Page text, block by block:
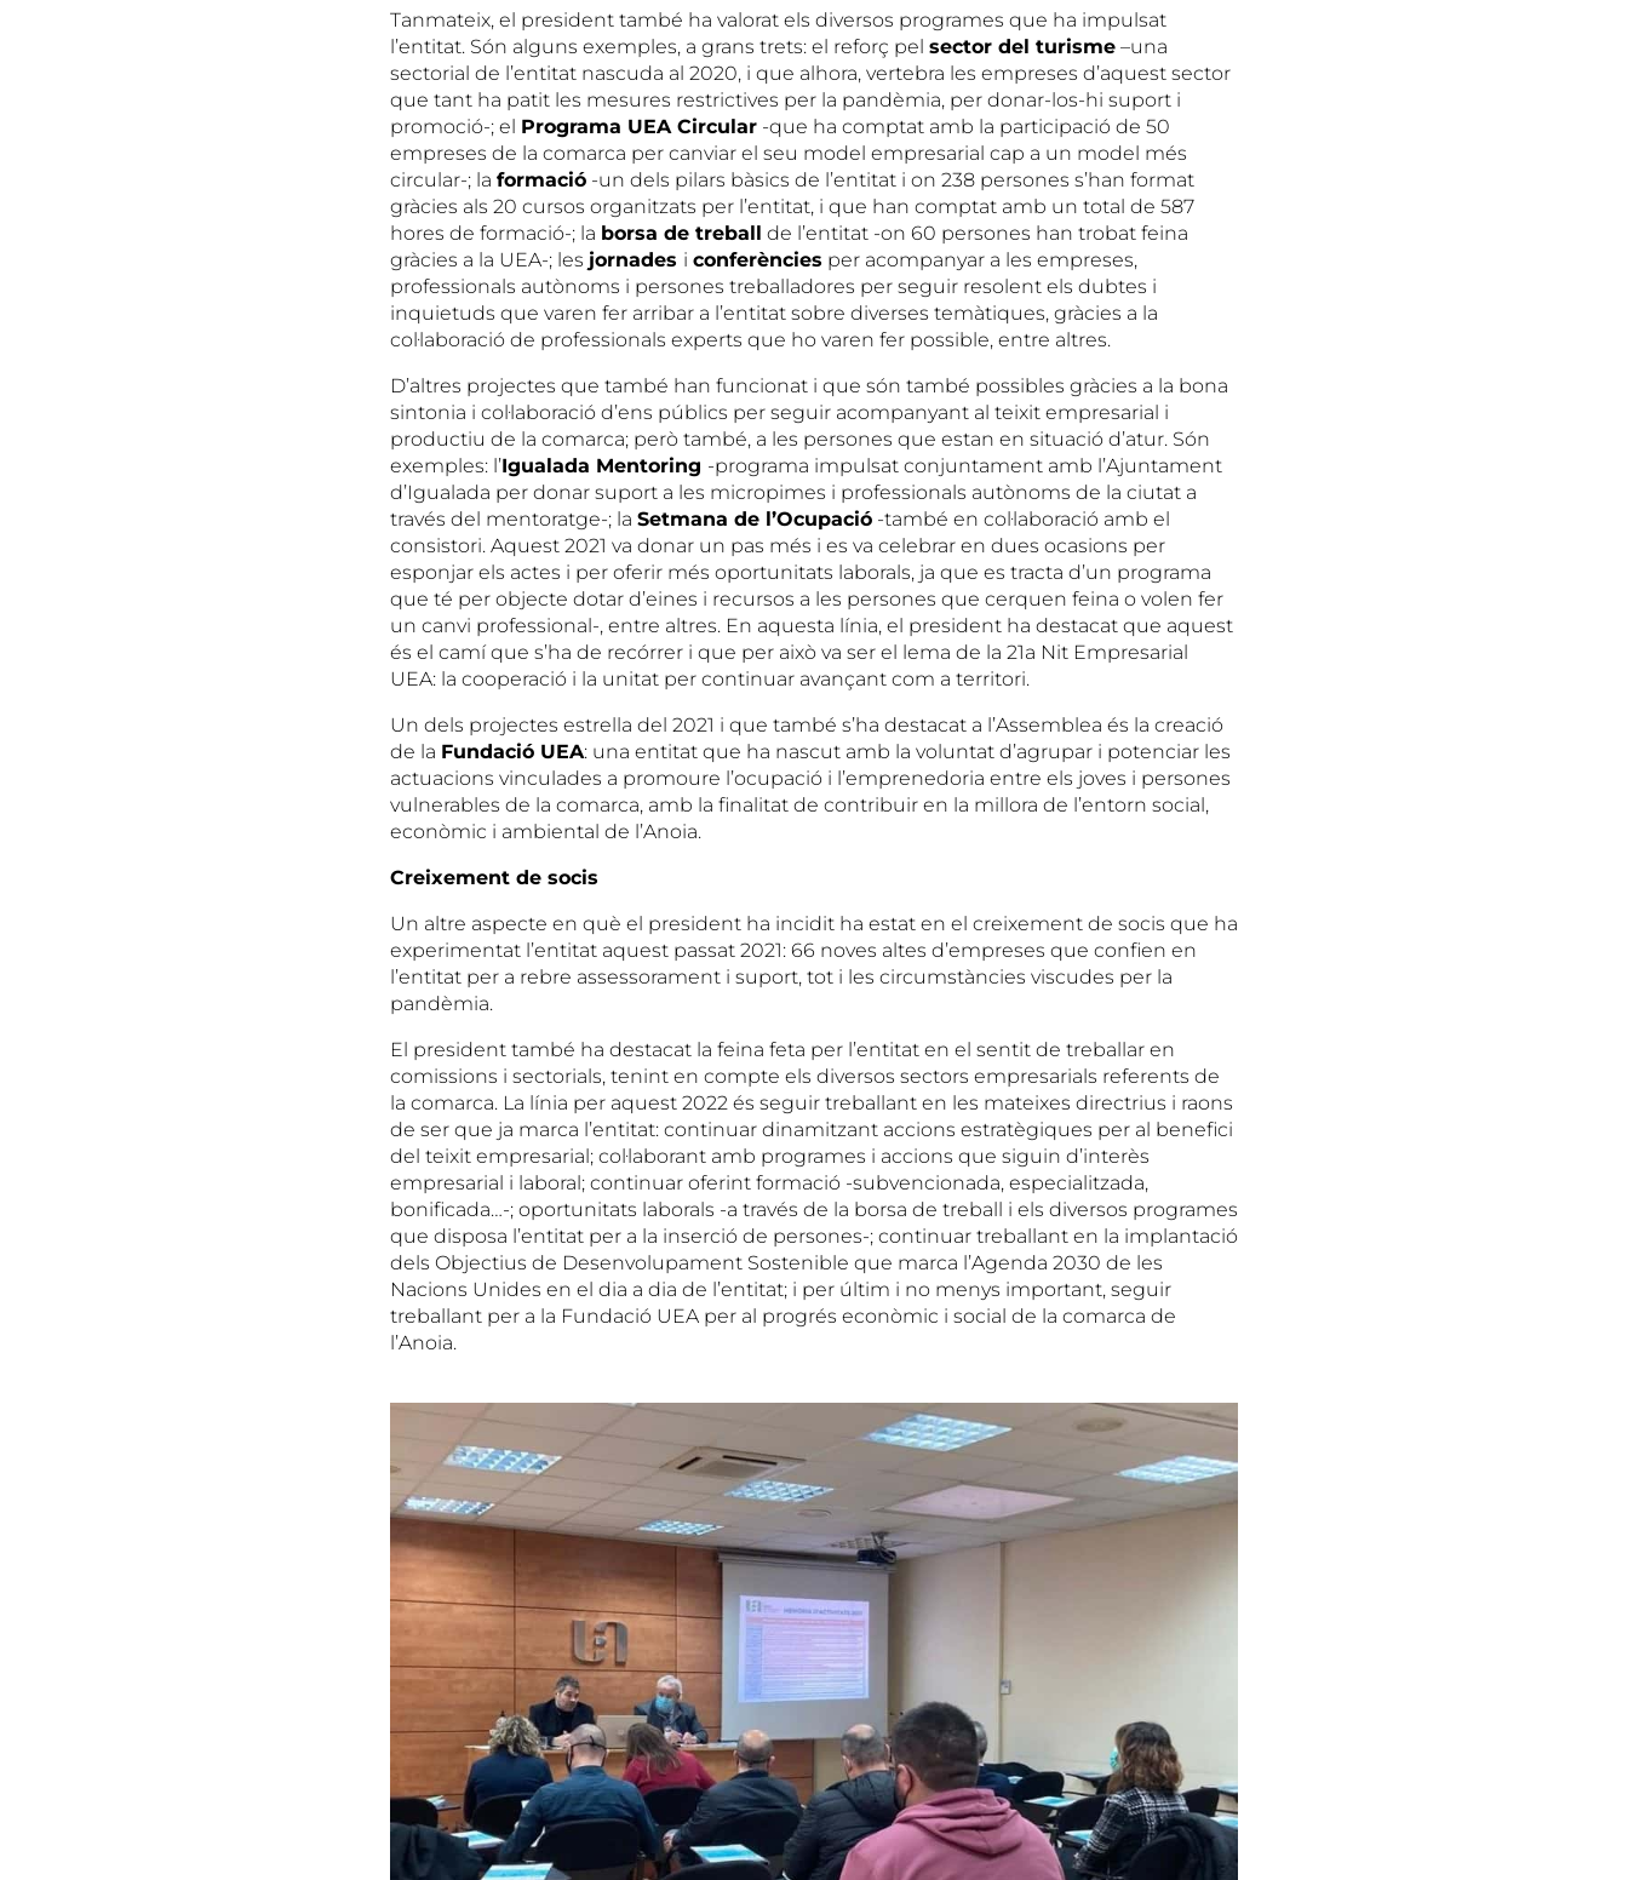
Tanmateix, el president també ha valorat els diversos programes que ha impulsat
l’entitat. Són alguns exemples, a grans trets: el reforç pel sector del turisme –una
sectorial de l’entitat nascuda al 2020, i que alhora, vertebra les empreses d’aquest sector
que tant ha patit les mesures restrictives per la pandèmia, per donar-los-hi suport i
promoció-; el Programa UEA Circular -que ha comptat amb la participació de 50
empreses de la comarca per canviar el seu model empresarial cap a un model més
circular-; la formació -un dels pilars bàsics de l’entitat i on 238 persones s’han format
gràcies als 20 cursos organitzats per l’entitat, i que han comptat amb un total de 587
hores de formació-; la borsa de treball de l’entitat -on 60 persones han trobat feina
gràcies a la UEA-; les jornades i conferències per acompanyar a les empreses,
professionals autònoms i persones treballadores per seguir resolent els dubtes i
inquietuds que varen fer arribar a l’entitat sobre diverses temàtiques, gràcies a la
col·laboració de professionals experts que ho varen fer possible, entre altres.
D’altres projectes que també han funcionat i que són també possibles gràcies a la bona
sintonia i col·laboració d’ens públics per seguir acompanyant al teixit empresarial i
productiu de la comarca; però també, a les persones que estan en situació d’atur. Són
exemples: l’Igualada Mentoring -programa impulsat conjuntament amb l’Ajuntament
d’Igualada per donar suport a les micropimes i professionals autònoms de la ciutat a
través del mentoratge-; la Setmana de l’Ocupació -també en col·laboració amb el
consistori. Aquest 2021 va donar un pas més i es va celebrar en dues ocasions per
esponjar els actes i per oferir més oportunitats laborals, ja que es tracta d’un programa
que té per objecte dotar d’eines i recursos a les persones que cerquen feina o volen fer
un canvi professional-, entre altres. En aquesta línia, el president ha destacat que aquest
és el camí que s’ha de recórrer i que per això va ser el lema de la 21a Nit Empresarial
UEA: la cooperació i la unitat per continuar avançant com a territori.
Un dels projectes estrella del 2021 i que també s’ha destacat a l’Assemblea és la creació
de la Fundació UEA: una entitat que ha nascut amb la voluntat d’agrupar i potenciar les
actuacions vinculades a promoure l’ocupació i l’emprenedoria entre els joves i persones
vulnerables de la comarca, amb la finalitat de contribuir en la millora de l’entorn social,
econòmic i ambiental de l’Anoia.
Creixement de socis
Un altre aspecte en què el president ha incidit ha estat en el creixement de socis que ha
experimentat l’entitat aquest passat 2021: 66 noves altes d’empreses que confien en
l’entitat per a rebre assessorament i suport, tot i les circumstàncies viscudes per la
pandèmia.
El president també ha destacat la feina feta per l’entitat en el sentit de treballar en
comissions i sectorials, tenint en compte els diversos sectors empresarials referents de
la comarca. La línia per aquest 2022 és seguir treballant en les mateixes directrius i raons
de ser que ja marca l’entitat: continuar dinamitzant accions estratègiques per al benefici
del teixit empresarial; col·laborant amb programes i accions que siguin d’interès
empresarial i laboral; continuar oferint formació -subvencionada, especialitzada,
bonificada…-; oportunitats laborals -a través de la borsa de treball i els diversos programes
que disposa l’entitat per a la inserció de persones-; continuar treballant en la implantació
dels Objectius de Desenvolupament Sostenible que marca l’Agenda 2030 de les
Nacions Unides en el dia a dia de l’entitat; i per últim i no menys important, seguir
treballant per a la Fundació UEA per al progrés econòmic i social de la comarca de
l’Anoia.